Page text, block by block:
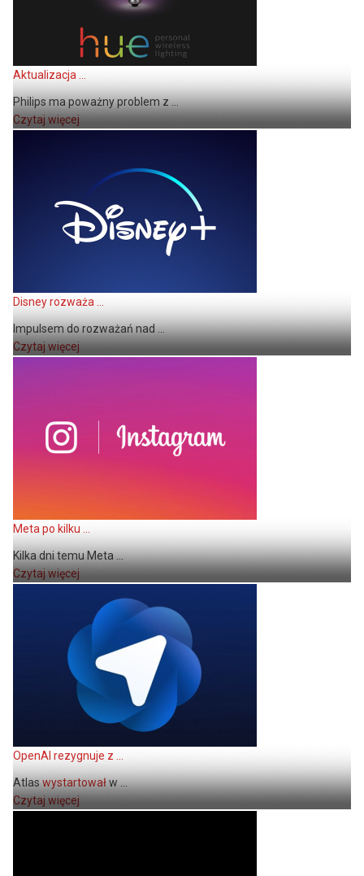
Aktualizacja ...
Philips ma poważny problem z ...
Czytaj więcej
Disney rozważa ...
Impulsem do rozważań nad ...
Czytaj więcej
Meta po kilku ...
Kilka dni temu Meta ...
Czytaj więcej
OpenAI rezygnuje z ...
Atlaswystartowałw ...
Czytaj więcej